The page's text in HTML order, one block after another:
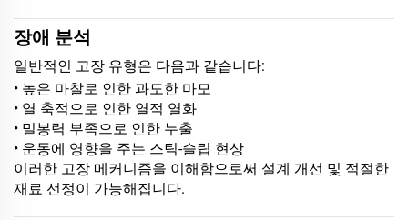
장애 분석
일반적인 고장 유형은 다음과 같습니다:
• 높은 마찰로 인한 과도한 마모
• 열 축적으로 인한 열적 열화
• 밀봉력 부족으로 인한 누출
• 운동에 영향을 주는 스틱-슬립 현상
이러한 고장 메커니즘을 이해함으로써 설계 개선 및 적절한
재료 선정이 가능해집니다.